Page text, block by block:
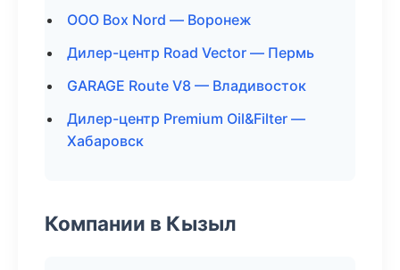
ООО Box Nord — Воронеж
Дилер-центр Road Vector — Пермь
GARAGE Route V8 — Владивосток
Дилер-центр Premium Oil&Filter —
Хабаровск
Компании в Кызыл